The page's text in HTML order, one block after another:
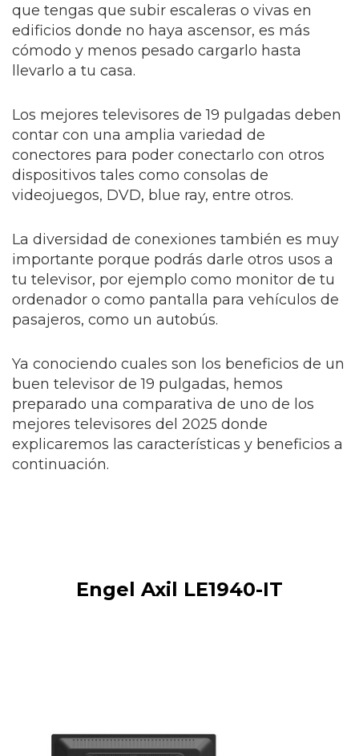
que tengas que subir escaleras o vivas en
edificios donde no haya ascensor, es más
cómodo y menos pesado cargarlo hasta
llevarlo a tu casa.
Los mejores televisores de 19 pulgadas deben
contar con una amplia variedad de
conectores para poder conectarlo con otros
dispositivos tales como consolas de
videojuegos, DVD, blue ray, entre otros.
La diversidad de conexiones también es muy
importante porque podrás darle otros usos a
tu televisor, por ejemplo como monitor de tu
ordenador o como pantalla para vehículos de
pasajeros, como un autobús.
Ya conociendo cuales son los beneficios de un
buen televisor de 19 pulgadas, hemos
preparado una comparativa de uno de los
mejores televisores del 2025 donde
explicaremos las características y beneficios a
continuación.
Engel Axil LE1940-IT